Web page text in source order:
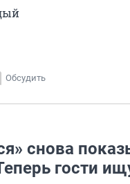
Обсудить
снова
гости